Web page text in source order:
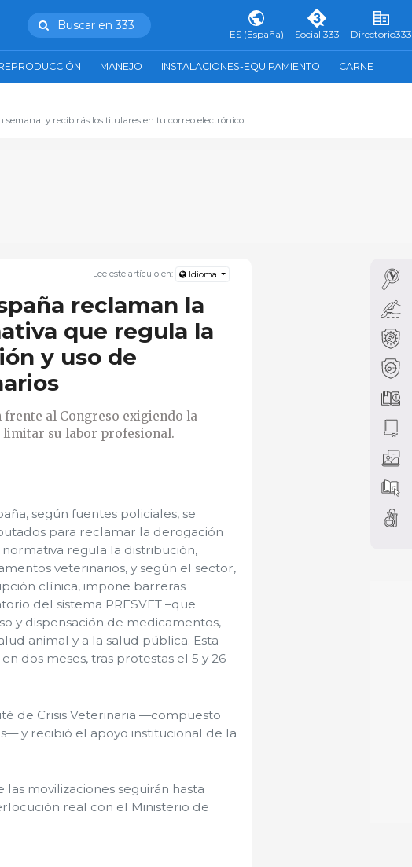
Buscar en 333
ES (España) Social 333 Directorio333
MANEJO INSTALACIONES-EQUIPAMIENTO CARNE
semanal y recibirás los titulares en tu correo electrónico.
Lee este artículo en: Idioma
reclaman la
que regula la
y uso de
al Congreso exigiendo la
limitar su labor profesional.
según fuentes policiales, se
para reclamar la derogación
regula la distribución,
veterinarios, y según el sector,
clínica, impone barreras
del sistema PRESVET –que
y dispensación de medicamentos,
animal y a la salud pública. Esta
dos meses, tras protestas el 5 y 26
de Crisis Veterinaria —compuesto
y recibió el apoyo institucional de la
movilizaciones seguirán hasta
real con el Ministerio de